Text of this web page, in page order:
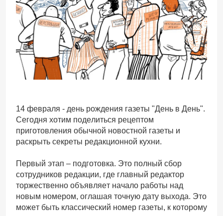
14 февраля - день рождения газеты "День в День".
Сегодня хотим поделиться рецептом
приготовления обычной новостной газеты и
раскрыть секреты редакционной кухни.
Первый этап – подготовка. Это полный сбор
сотрудников редакции, где главный редактор
торжественно объявляет начало работы над
новым номером, оглашая точную дату выхода. Это
может быть классический номер газеты, к которому